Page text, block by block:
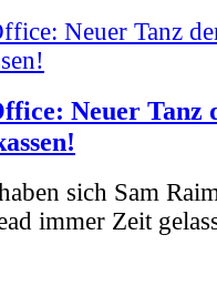
Neuer Tanz
sich Sam
immer Zeit